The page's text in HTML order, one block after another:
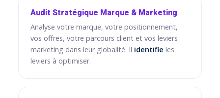
Audit Stratégique Marque & Marketing
Analyse votre marque, votre positionnement,
vos offres, votre parcours client et vos leviers
marketing dans leur globalité. Il identifie les
leviers à optimiser.